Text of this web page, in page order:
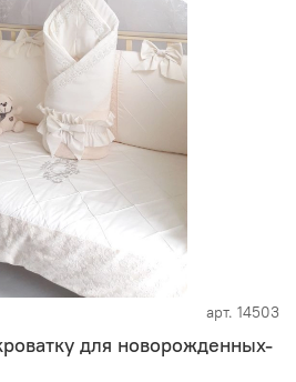
арт. 14503
для новорожденных-